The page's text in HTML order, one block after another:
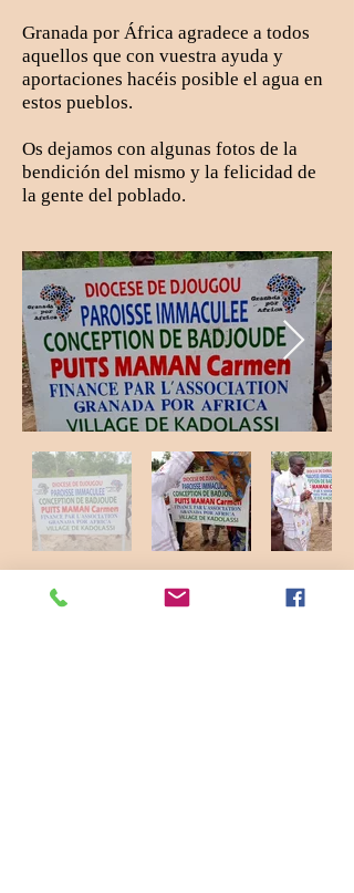
Granada por África agradece a todos
aquellos que con vuestra ayuda y
aportaciones hacéis posible el agua en
estos pueblos.
Os dejamos con algunas fotos de la
bendición del mismo y la felicidad de
la gente del poblado.